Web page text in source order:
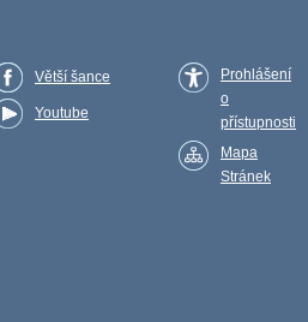
Větší šance
Youtube
Prohlášení
o
přístupnosti
Mapa
Stránek